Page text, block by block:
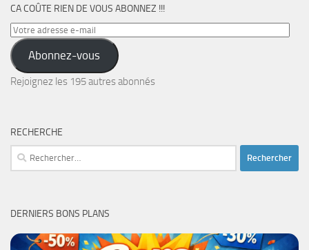
CA COÛTE RIEN DE VOUS ABONNEZ !!!
Votre
adresse
e-
mail
Abonnez-vous
Rejoignez les 195 autres abonnés
RECHERCHE
Rechercher :
DERNIERS BONS PLANS